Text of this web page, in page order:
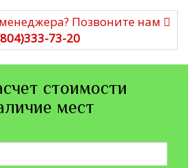
Позвоните нам
73-20
стоимости
мест